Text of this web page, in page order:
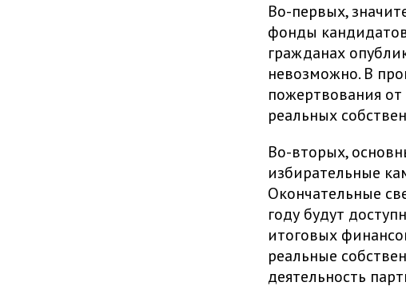
Во-первых,
фонды
гражданах
невозможно. В
пожертвования
реальных
Во-вторых,
избирательные
Окончательные
году будут
итоговых
реальные
деятельность